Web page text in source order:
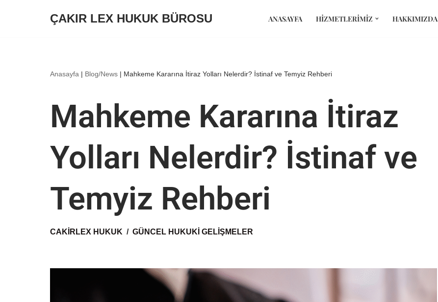
ÇAKIR LEX HUKUK BÜROSU ANASAYFA HIZMETLERIMIZ HAKKIMIZDA
Anasayfa | Blog/News | Mahkeme Kararına İtiraz Yolları Nelerdir? İstinaf ve Temyiz Rehberi
Mahkeme Kararına İtiraz
Yolları Nelerdir? İstinaf ve
Temyiz Rehberi
CAKIRLEX HUKUK GÜNCEL HUKUKI GELIŞMELER